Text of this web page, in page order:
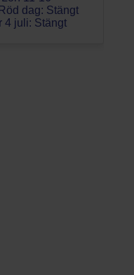
dag: Stängt
4 juli: Stängt